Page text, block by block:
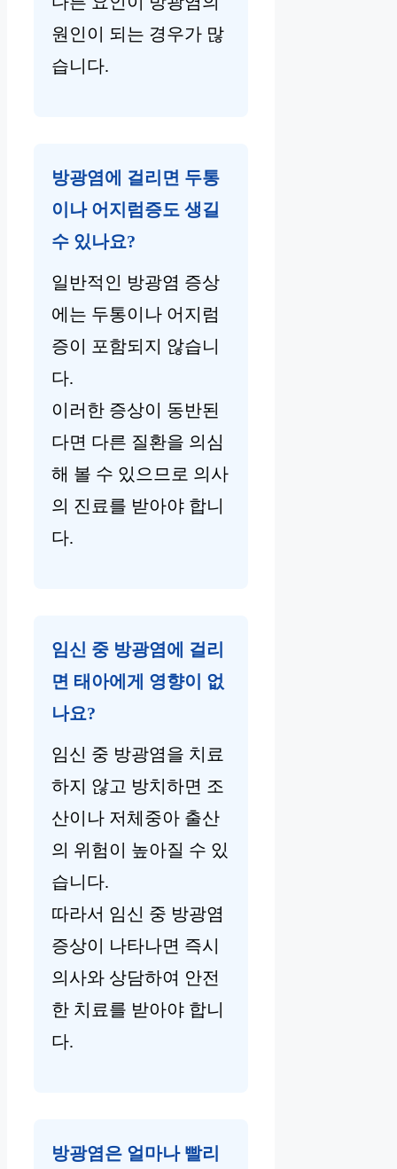
원인이 되는 경우가 많
습니다.
방광염에 걸리면 두통
이나 어지럼증도 생길
수 있나요?
일반적인 방광염 증상
에는 두통이나 어지럼
증이 포함되지 않습니
다.
이러한 증상이 동반된
다면 다른 질환을 의심
해 볼 수 있으므로 의사
의 진료를 받아야 합니
다.
임신 중 방광염에 걸리
면 태아에게 영향이 없
나요?
임신 중 방광염을 치료
하지 않고 방치하면 조
산이나 저체중아 출산
의 위험이 높아질 수 있
습니다.
따라서 임신 중 방광염
증상이 나타나면 즉시
의사와 상담하여 안전
한 치료를 받아야 합니
다.
방광염은 얼마나 빨리